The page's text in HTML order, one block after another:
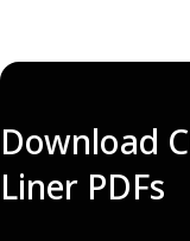
Download
Liner PDFs